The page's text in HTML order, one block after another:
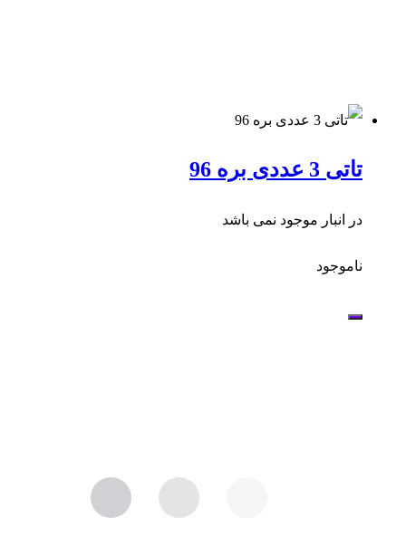
تاتی 3 عددی بره 96
در انبار موجود نمی باشد
ناموجود